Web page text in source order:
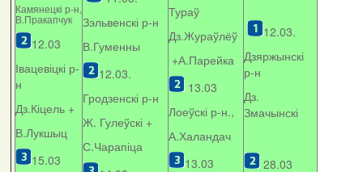
Камянецкі р-н,
В.Пракапчук
12.03
Івацевіцкі р-
н
Дз.Кіцель +
В.Лукшыц
15.03
Зэльвенскі р-н
В.Гуменны
12.03.
Гродзенскі р-н
Ж. Гулеўскі +
С.Чарапіца
Тураў
Дз.Жураўлёў
+А.Парейка
13.03
Лоеўскі р-н.,
А.Халандач
13.03
12.03.
Дзяржынскі
р-н
Дз.
Змачынскі
28.03